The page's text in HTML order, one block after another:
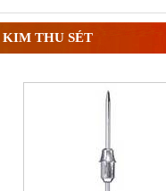
KIM THU SÉT